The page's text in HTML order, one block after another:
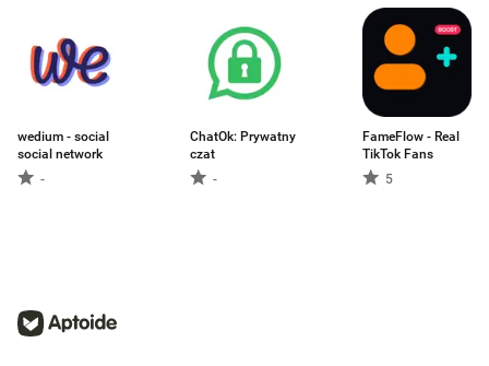
wedium - social
social network
-
ChatOk: Prywatny
czat
-
FameFlow - Real
TikTok Fans
5